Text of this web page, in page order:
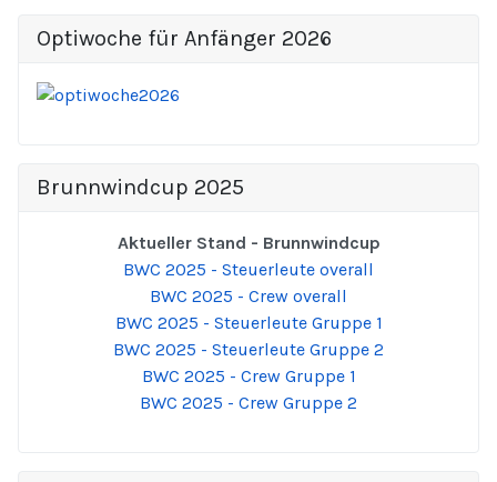
Optiwoche für Anfänger 2026
Brunnwindcup 2025
Aktueller Stand - Brunnwindcup
BWC 2025 - Steuerleute overall
BWC 2025 - Crew overall
BWC 2025 - Steuerleute Gruppe 1
BWC 2025 - Steuerleute Gruppe 2
BWC 2025 - Crew Gruppe 1
BWC 2025 - Crew Gruppe 2